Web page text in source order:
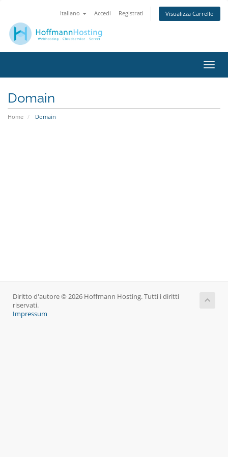
Italiano Accedi Registrati Visualizza Carrello
Attiva
Domain
Home Domain
Diritto d'autore © 2026 Hoffmann Hosting. Tutti i diritti
riservati.
Impressum